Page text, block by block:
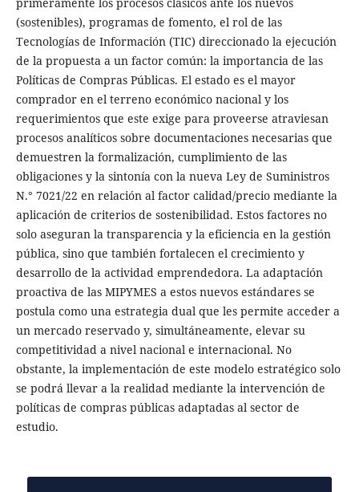
(sostenibles), programas de fomento, el rol de las
Tecnologías de Información (TIC) direccionado la ejecución
de la propuesta a un factor común: la importancia de las
Políticas de Compras Públicas. El estado es el mayor
comprador en el terreno económico nacional y los
requerimientos que este exige para proveerse atraviesan
procesos analíticos sobre documentaciones necesarias que
demuestren la formalización, cumplimiento de las
obligaciones y la sintonía con la nueva Ley de Suministros
N.° 7021/22 en relación al factor calidad/precio mediante la
aplicación de criterios de sostenibilidad. Estos factores no
solo aseguran la transparencia y la eficiencia en la gestión
pública, sino que también fortalecen el crecimiento y
desarrollo de la actividad emprendedora. La adaptación
proactiva de las MIPYMES a estos nuevos estándares se
postula como una estrategia dual que les permite acceder a
un mercado reservado y, simultáneamente, elevar su
competitividad a nivel nacional e internacional. No
obstante, la implementación de este modelo estratégico solo
se podrá llevar a la realidad mediante la intervención de
políticas de compras públicas adaptadas al sector de
estudio.